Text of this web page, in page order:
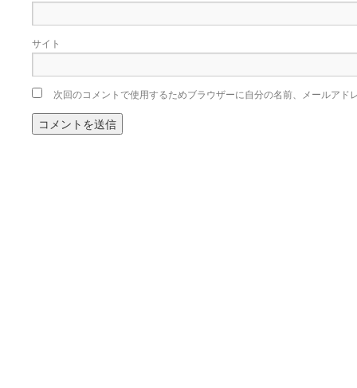
サイト
次回のコメントで使用するためブラウザーに自分の名前、メールアド